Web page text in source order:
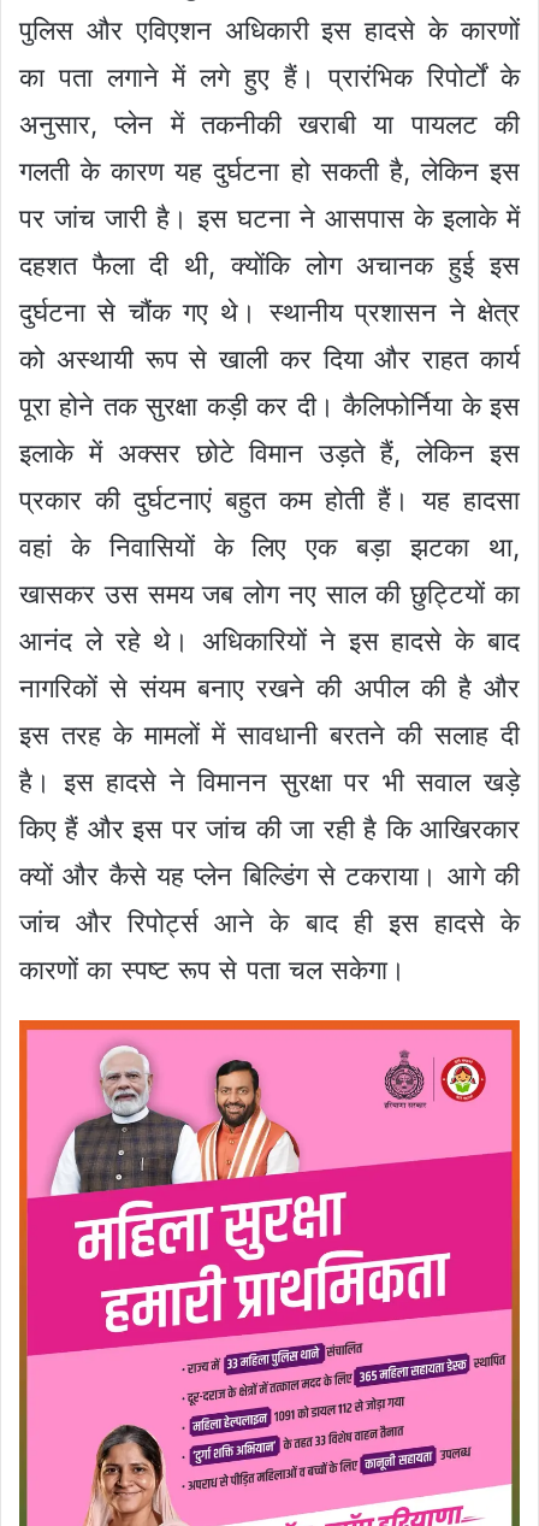
पुलिस और एविएशन अधिकारी इस हादसे के कारणों
का पता लगाने में लगे हुए हैं। प्रारंभिक रिपोर्टों के
अनुसार, प्लेन में तकनीकी खराबी या पायलट की
गलती के कारण यह दुर्घटना हो सकती है, लेकिन इस
पर जांच जारी है। इस घटना ने आसपास के इलाके में
दहशत फैला दी थी, क्योंकि लोग अचानक हुई इस
दुर्घटना से चौंक गए थे। स्थानीय प्रशासन ने क्षेत्र
को अस्थायी रूप से खाली कर दिया और राहत कार्य
पूरा होने तक सुरक्षा कड़ी कर दी। कैलिफोर्निया के इस
इलाके में अक्सर छोटे विमान उड़ते हैं, लेकिन इस
प्रकार की दुर्घटनाएं बहुत कम होती हैं। यह हादसा
वहां के निवासियों के लिए एक बड़ा झटका था,
खासकर उस समय जब लोग नए साल की छुट्टियों का
आनंद ले रहे थे। अधिकारियों ने इस हादसे के बाद
नागरिकों से संयम बनाए रखने की अपील की है और
इस तरह के मामलों में सावधानी बरतने की सलाह दी
है। इस हादसे ने विमानन सुरक्षा पर भी सवाल खड़े
किए हैं और इस पर जांच की जा रही है कि आखिरकार
क्यों और कैसे यह प्लेन बिल्डिंग से टकराया। आगे की
जांच और रिपोर्ट्स आने के बाद ही इस हादसे के
कारणों का स्पष्ट रूप से पता चल सकेगा।